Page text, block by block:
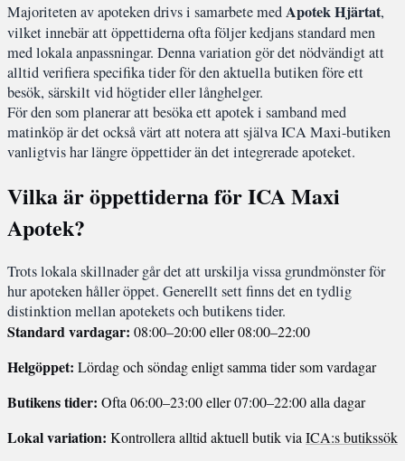
Majoriteten av apoteken drivs i samarbete medApotek Hjärtat,
vilket innebär att öppettiderna ofta följer kedjans standard men
med lokala anpassningar. Denna variation gör det nödvändigt att
alltid verifiera specifika tider för den aktuella butiken före ett
besök, särskilt vid högtider eller långhelger.
För den som planerar att besöka ett apotek i samband med
matinköp är det också värt att notera att själva ICA Maxi-butiken
vanligtvis har längre öppettider än det integrerade apoteket.
Vilka är öppettiderna för ICA Maxi
Apotek?
Trots lokala skillnader går det att urskilja vissa grundmönster för
hur apoteken håller öppet. Generellt sett finns det en tydlig
distinktion mellan apotekets och butikens tider.
Standard vardagar: 08:00–20:00 eller 08:00–22:00
Helgöppet: Lördag och söndag enligt samma tider som vardagar
Butikens tider: Ofta 06:00–23:00 eller 07:00–22:00 alla dagar
Lokal variation: Kontrollera alltid aktuell butik viaICA:s butikssök